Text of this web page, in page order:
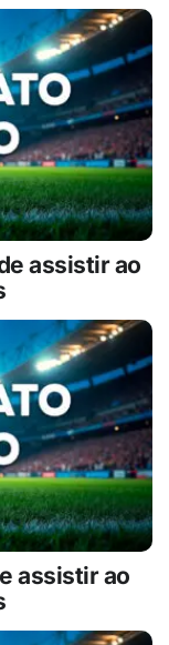
assistir ao
assistir ao